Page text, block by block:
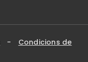
-
Condicions de